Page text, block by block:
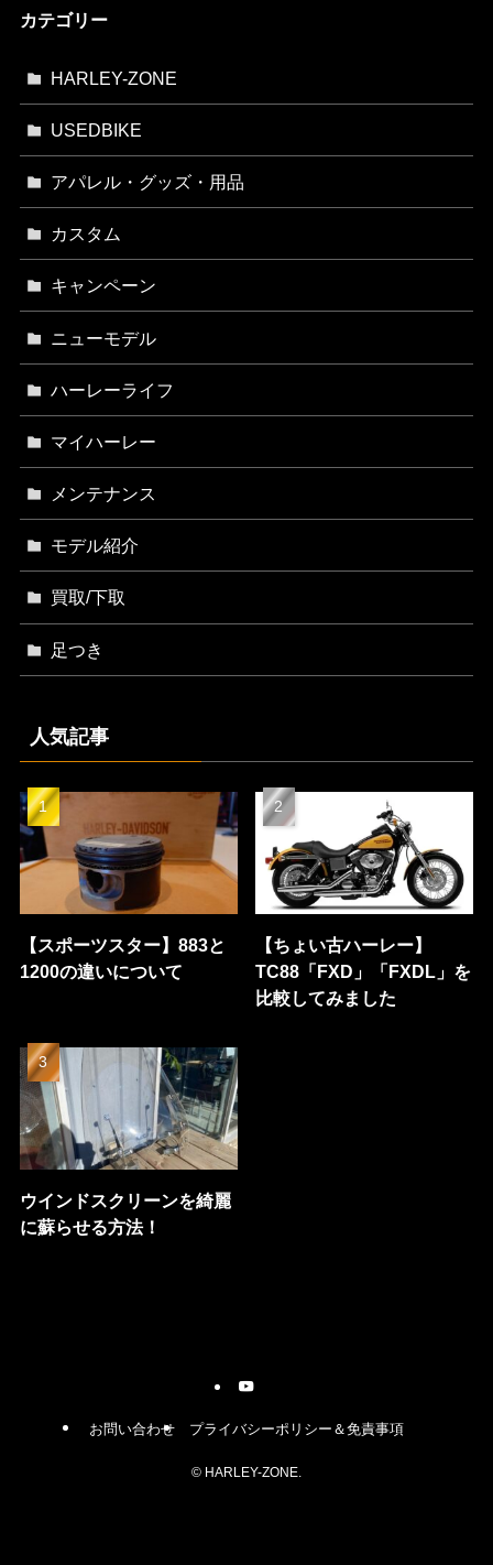
カテゴリー
HARLEY-ZONE
USEDBIKE
アパレル・グッズ・用品
カスタム
キャンペーン
ニューモデル
ハーレーライフ
マイハーレー
メンテナンス
モデル紹介
買取/下取
足つき
人気記事
【スポーツスター】883と
1200の違いについて
【ちょい古ハーレー】
TC88「FXD」「FXDL」を
比較してみました
ウインドスクリーンを綺麗
に蘇らせる方法！
お問い合わせ プライバシーポリシー＆免責事項
© HARLEY-ZONE.